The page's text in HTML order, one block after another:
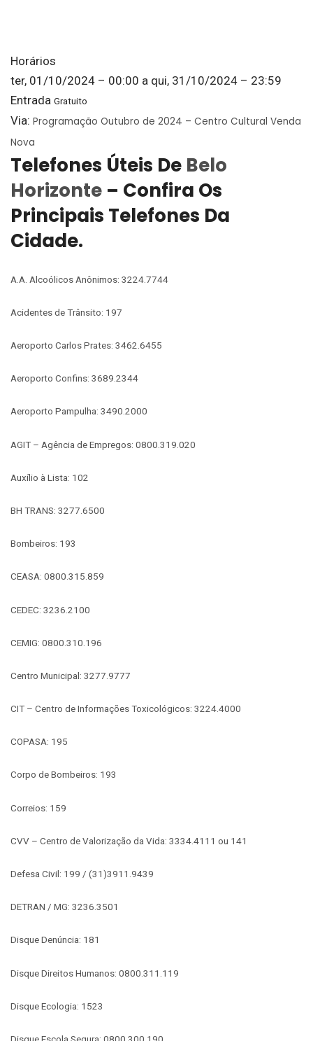
Horários
ter, 01/10/2024 – 00:00 a qui, 31/10/2024 – 23:59
Entrada Gratuito
Via: Programação Outubro de 2024 – Centro Cultural Venda
Nova
Telefones Úteis De Belo
Horizonte – Confira Os
Principais Telefones Da
Cidade.
A.A. Alcoólicos Anônimos: 3224.7744
Acidentes de Trânsito: 197
Aeroporto Carlos Prates: 3462.6455
Aeroporto Confins: 3689.2344
Aeroporto Pampulha: 3490.2000
AGIT – Agência de Empregos: 0800.319.020
Auxílio à Lista: 102
BH TRANS: 3277.6500
Bombeiros: 193
CEASA: 0800.315.859
CEDEC: 3236.2100
CEMIG: 0800.310.196
Centro Municipal: 3277.9777
CIT – Centro de Informações Toxicológicos: 3224.4000
COPASA: 195
Corpo de Bombeiros: 193
Correios: 159
CVV – Centro de Valorização da Vida: 3334.4111 ou 141
Defesa Civil: 199 / (31)3911.9439
DETRAN / MG: 3236.3501
Disque Denúncia: 181
Disque Direitos Humanos: 0800.311.119
Disque Ecologia: 1523